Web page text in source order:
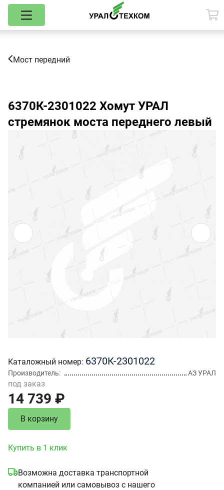
Мост передний
6370К-2301022 Хомут УРАЛ
стремянок моста переднего левый
Каталожный номер 6370К-2301022
Производитель АЗ УРАЛ
под заказ
14 739 ₽
В корзину
Купить в 1 клик
Возможна доставка транспортной
компанией или самовывоз с нашего